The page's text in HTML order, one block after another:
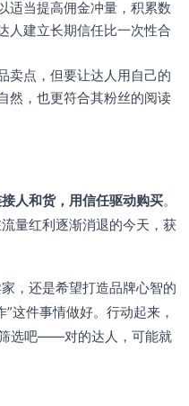
适当提高佣金冲量，积累数
人建立长期信任比一次性合
卖点，但要让达人用自己的
然，也更符合其粉丝的阅读
人和货，用信任驱动购买。
量红利逐渐消退的今天，获
，还是希望打造品牌心智的
这件事情做好。行动起来，
选吧——对的达人，可能就